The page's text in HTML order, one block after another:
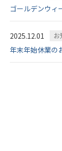
ゴールデンウィ
2025.12.01 お
年末年始休業の